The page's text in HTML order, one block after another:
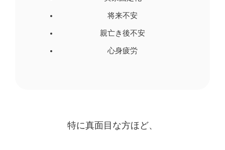
将来不安
親亡き後不安
心身疲労
特に真面目な方ほど、